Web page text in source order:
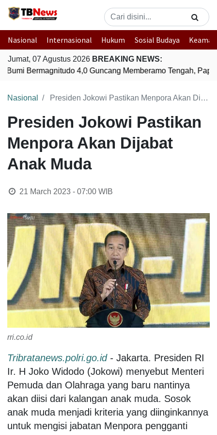
Nasional Internasional Hukum Sosial Budaya
Jumat, 07 Agustus 2026 BREAKING NEWS:
Bumi Bermagnitudo 4,0 Guncang Memberamo Tengah, Papua
Nasional Presiden Jokowi Pastikan Menpora Akan Dijabat Anak Muda
Presiden Jokowi Pastikan
Menpora Akan Dijabat
Anak Muda
21 March 2023 - 07:00WIB
rri.co.id
Tribratanews.polri.go.id- Jakarta. Presiden RI
Ir. H Joko Widodo (Jokowi) menyebut Menteri
Pemuda dan Olahraga yang baru nantinya
akan diisi dari kalangan anak muda. Sosok
anak muda menjadi kriteria yang diinginkannya
untuk mengisi jabatan Menpora pengganti